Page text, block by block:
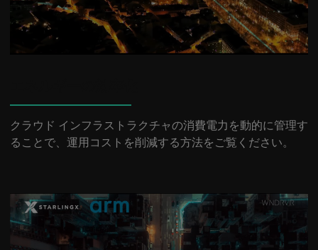
クラウド インフラストラクチャの消費電力を動的に管理す
ることで、運用コストを削減する方法をご覧ください。